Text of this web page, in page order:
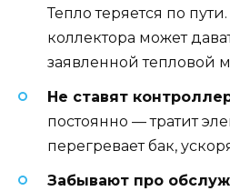
Тепло теряется по
коллектора может
заявленной тепловой
Не ставят
постоянно — тратит
перегревает бак,
Забывают про